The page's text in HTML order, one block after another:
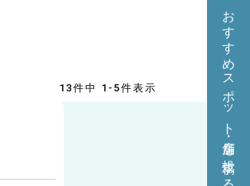
13件中 1-5件表示 おすすめスポット・店舗を投稿する